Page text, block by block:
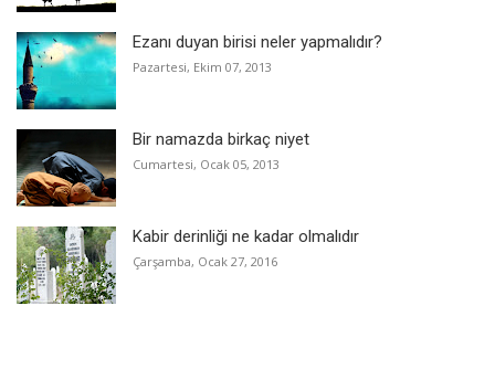
Ezanı duyan birisi neler yapmalıdır?
Pazartesi, Ekim 07, 2013
Bir namazda birkaç niyet
Cumartesi, Ocak 05, 2013
Kabir derinliği ne kadar olmalıdır
Çarşamba, Ocak 27, 2016